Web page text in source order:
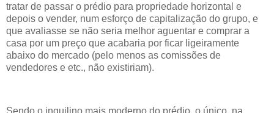
tratar de passar o prédio para propriedade horizontal e
depois o vender, num esforço de capitalização do grupo, e
que avaliasse se não seria melhor aguentar e comprar a
casa por um preço que acabaria por ficar ligeiramente
abaixo do mercado (pelo menos as comissões de
vendedores e etc., não existiriam).